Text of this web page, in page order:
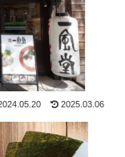
2025.03.06